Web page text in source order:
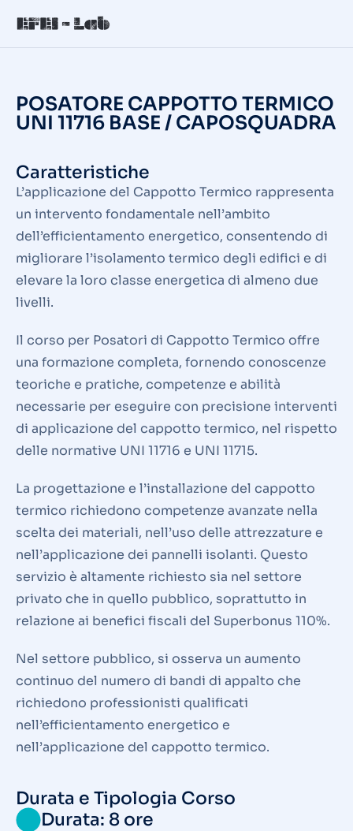
POSATORE CAPPOTTO TERMICO
UNI 11716 BASE / CAPOSQUADRA
Caratteristiche
L’applicazione del Cappotto Termico rappresenta
un intervento fondamentale nell’ambito
dell’efficientamento energetico, consentendo di
migliorare l’isolamento termico degli edifici e di
elevare la loro classe energetica di almeno due
livelli.
Il corso per Posatori di Cappotto Termico offre
una formazione completa, fornendo conoscenze
teoriche e pratiche, competenze e abilità
necessarie per eseguire con precisione interventi
di applicazione del cappotto termico, nel rispetto
delle normative UNI 11716 e UNI 11715.
La progettazione e l’installazione del cappotto
termico richiedono competenze avanzate nella
scelta dei materiali, nell’uso delle attrezzature e
nell’applicazione dei pannelli isolanti. Questo
servizio è altamente richiesto sia nel settore
privato che in quello pubblico, soprattutto in
relazione ai benefici fiscali del Superbonus 110%.
Nel settore pubblico, si osserva un aumento
continuo del numero di bandi di appalto che
richiedono professionisti qualificati
nell’efficientamento energetico e
nell’applicazione del cappotto termico.
Durata e Tipologia Corso
Durata: 8 ore